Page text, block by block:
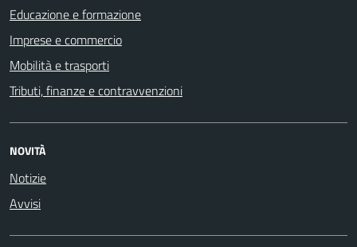
Educazione e formazione
Imprese e commercio
Mobilità e trasporti
Tributi, finanze e contravvenzioni
NOVITÀ
Notizie
Avvisi